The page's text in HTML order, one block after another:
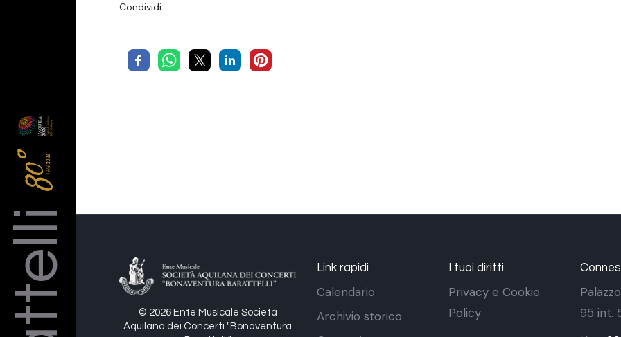
Condividi…
© 2026 Ente Musicale Società
Aquilana dei Concerti "Bonaventura
Link rapidi
Calendario
Archivio storico
I tuoi diritti
Privacy e Cookie
Policy
95 int.